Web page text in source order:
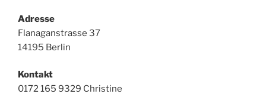
Adresse
Flanaganstrasse 37
14195 Berlin
Kontakt
0172 165 9329 Christine